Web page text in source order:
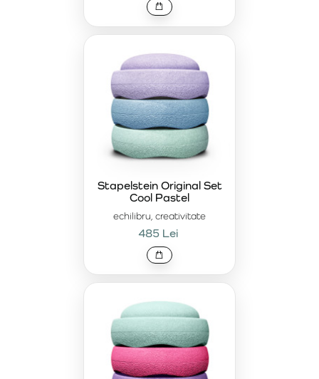
echilibru, creativitate
Stapelstein Original Set
Cool Pastel
485 Lei